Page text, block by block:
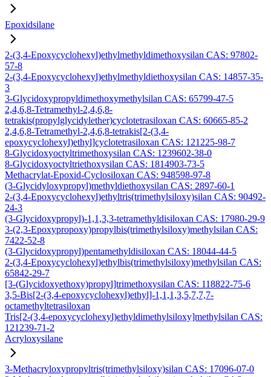
Epoxidsilane
2-(3,4-Epoxycyclohexyl)ethylmethyldimethoxysilan CAS: 97802-
57-8
2-(3,4-Epoxycyclohexyl)ethylmethyldiethoxysilan CAS: 14857-35-
3
3-Glycidoxypropyldimethoxymethylsilan CAS: 65799-47-5
2,4,6,8-Tetramethyl-2,4,6,8-
tetrakis(propylglycidylether)cyclotetrasiloxan CAS: 60665-85-2
2,4,6,8-Tetramethyl-2,4,6,8-tetrakis[2-(3,4-
epoxycyclohexyl)ethyl]cyclotetrasiloxan CAS: 121225-98-7
8-Glycidoxyoctyltrimethoxysilan CAS: 1239602-38-0
8-Glycidoxyoctyltriethoxysilan CAS: 1814903-73-5
Methacrylat-Epoxid-Cyclosiloxan CAS: 948598-97-8
(3-Glycidyloxypropyl)methyldiethoxysilan CAS: 2897-60-1
2-(3,4-Epoxycyclohexyl)ethyltris(trimethylsiloxy)silan CAS: 90492-
24-3
(3-Glycidoxypropyl)-1,1,3,3-tetramethyldisiloxan CAS: 17980-29-9
3-(2,3-Epoxypropoxy)propylbis(trimethylsiloxy)methylsilan CAS:
7422-52-8
(3-Glycidoxypropyl)pentamethyldisiloxan CAS: 18044-44-5
2-(3,4-Epoxycyclohexyl)ethylbis(trimethylsiloxy)methylsilan CAS:
65842-29-7
[3-(Glycidoxyethoxy)propyl]trimethoxysilan CAS: 118822-75-6
3,5-Bis[2-(3,4-epoxycyclohexyl)ethyl]-1,1,1,3,5,7,7,7-
octamethyltetrasiloxan
Tris[2-(3,4-epoxycyclohexyl)ethyldimethylsiloxy]methylsilan CAS:
121239-71-2
Acryloxysilane
3-Methacryloxypropyltris(trimethylsiloxy)silan CAS: 17096-07-0